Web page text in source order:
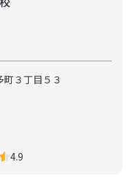
３丁目５３
4.9